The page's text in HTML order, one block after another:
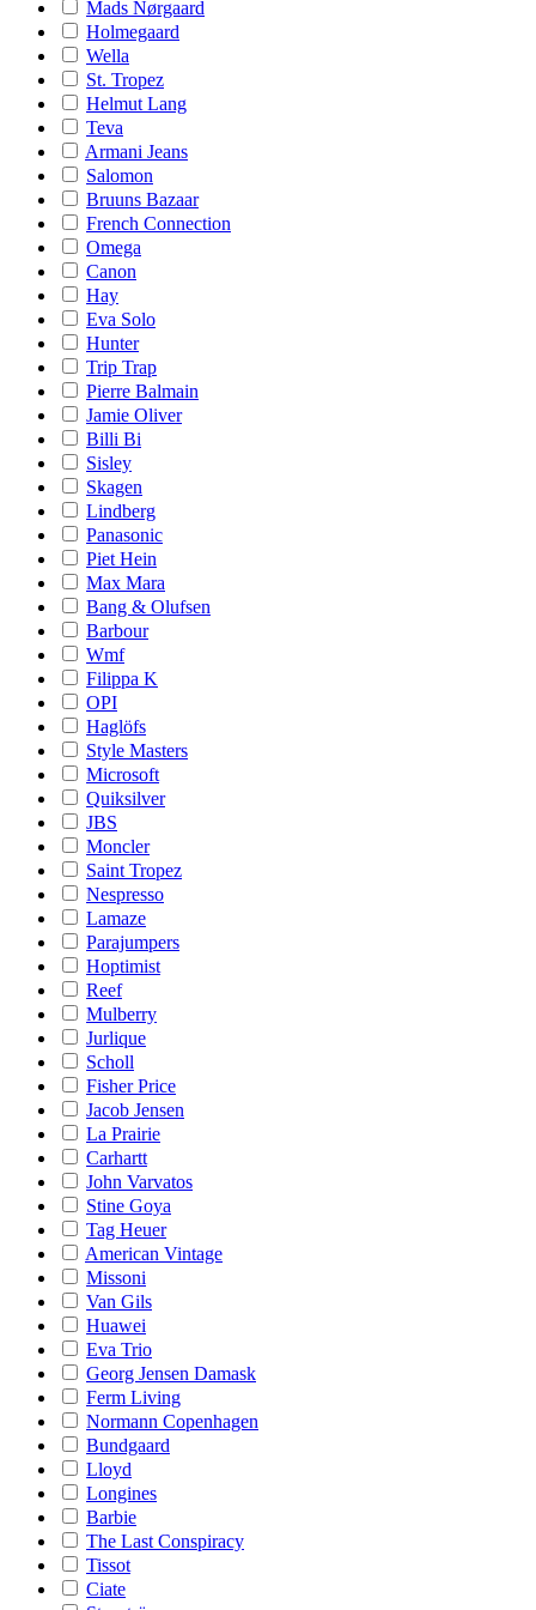
Mads Nørgaard
Holmegaard
Wella
St. Tropez
Helmut Lang
Teva
Armani Jeans
Salomon
Bruuns Bazaar
French Connection
Omega
Canon
Hay
Eva Solo
Hunter
Trip Trap
Pierre Balmain
Jamie Oliver
Billi Bi
Sisley
Skagen
Lindberg
Panasonic
Piet Hein
Max Mara
Bang & Olufsen
Barbour
Wmf
Filippa K
OPI
Haglöfs
Style Masters
Microsoft
Quiksilver
JBS
Moncler
Saint Tropez
Nespresso
Lamaze
Parajumpers
Hoptimist
Reef
Mulberry
Jurlique
Scholl
Fisher Price
Jacob Jensen
La Prairie
Carhartt
John Varvatos
Stine Goya
Tag Heuer
American Vintage
Missoni
Van Gils
Huawei
Eva Trio
Georg Jensen Damask
Ferm Living
Normann Copenhagen
Bundgaard
Lloyd
Longines
Barbie
The Last Conspiracy
Tissot
Ciate